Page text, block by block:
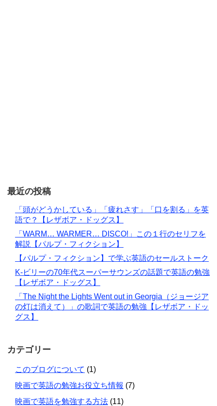
最近の投稿
「頭がどうかしている」「疲れさす」「口を割る」を英
語で？【レザボア・ドッグス】
「WARM… WARMER… DISCO!」この１行のセリフを
解説【パルプ・フィクション】
【パルプ・フィクション】で学ぶ英語のセールストーク
K-ビリーの70年代スーパーサウンズの話題で英語の勉強
【レザボア・ドッグス】
「The Night the Lights Went out in Georgia（ジョージア
の灯は消えて）」の歌詞で英語の勉強【レザボア・ドッ
グス】
カテゴリー
このブログについて (1)
映画で英語の勉強お役立ち情報 (7)
映画で英語を勉強する方法 (11)